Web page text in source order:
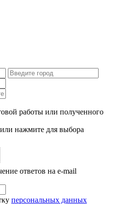
работы или полученного
нажмите для выбора
ответов на e-mail
персональных данных